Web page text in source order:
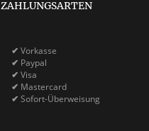
ZAHLUNGSARTEN
✔ Vorkasse
✔ Paypal
✔ Visa
✔ Mastercard
✔ Sofort-Überweisung